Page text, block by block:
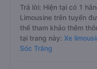
Trả lời: Hiện tại có 1
Limousine trên tuyến
thể tham khảo thêm
tại trang này: Xe
Sóc Trăng